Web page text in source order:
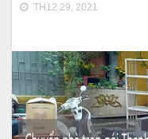
TH12 29, 2021